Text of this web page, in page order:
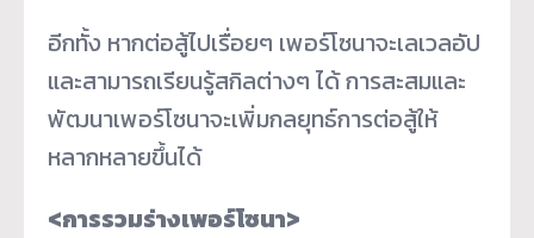
อีกทั้ง หากต่อสู้ไปเรื่อยๆ เพอร์โซนาจะเลเวลอัป
และสามารถเรียนรู้สกิลต่างๆ ได้ การสะสมและ
พัฒนาเพอร์โซนาจะเพิ่มกลยุทธ์การต่อสู้ให้
หลากหลายขึ้นได้
<การรวมร่างเพอร์โซนา>